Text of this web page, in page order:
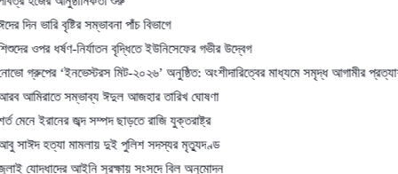
বৃষ্টির সম্ভাবনা পাঁচ বিভাগে
ধর্ষণ-নির্যাতন বৃদ্ধিতে ইউনিসেফের গভীর উদ্বেগ
‘ইনভেস্টরস মিট-২০২৬’ অনুষ্ঠিত: অংশীদারিত্বের মাধ্যমে সমৃদ্ধ আগামীর প্রত্যাশা
সম্ভাব্য ঈদুল আজহার তারিখ ঘোষণা
জব্দ সম্পদ ছাড়তে রাজি যুক্তরাষ্ট্র
মামলায় দুই পুলিশ সদস্যর মৃত্যুদণ্ড
আইনি সুরক্ষায় সংসদে বিল অনুমোদন